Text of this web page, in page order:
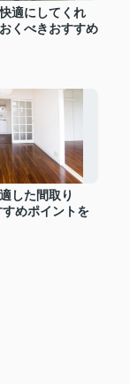
適にしてくれ
くべきおすすめ
した間取り
すめポイントを